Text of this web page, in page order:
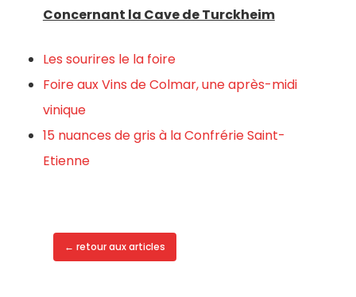
Concernant la Cave de Turckheim
Les sourires le la foire
Foire aux Vins de Colmar, une après-midi
vinique
15 nuances de gris à la Confrérie Saint-
Etienne
← retour aux articles